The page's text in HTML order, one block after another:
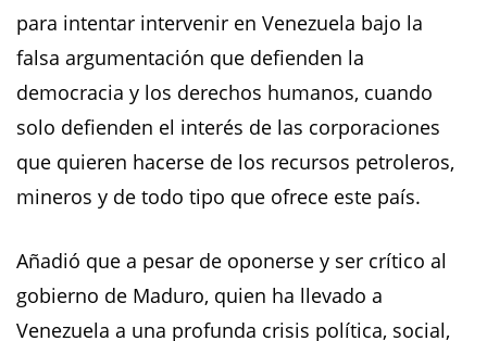
para intentar intervenir en Venezuela bajo la
falsa argumentación que defienden la
democracia y los derechos humanos, cuando
solo defienden el interés de las corporaciones
que quieren hacerse de los recursos petroleros,
mineros y de todo tipo que ofrece este país.
Añadió que a pesar de oponerse y ser crítico al
gobierno de Maduro, quien ha llevado a
Venezuela a una profunda crisis política, social,